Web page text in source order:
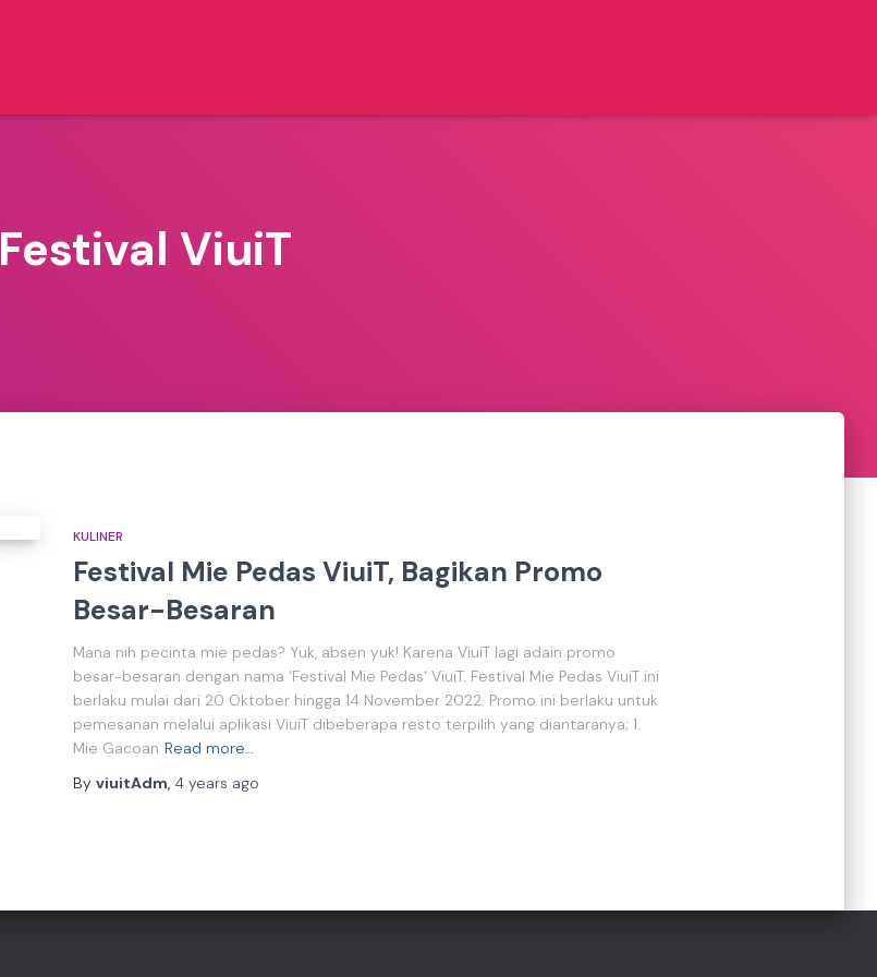
Festival ViuiT
KULINER
Festival Mie Pedas ViuiT, Bagikan Promo
Besar-Besaran
Mana nih pecinta mie pedas? Yuk, absen yuk! Karena ViuiT lagi adain promo
besar-besaran dengan nama ‘Festival Mie Pedas‘ ViuiT. Festival Mie Pedas ViuiT ini
berlaku mulai dari 20 Oktober hingga 14 November 2022. Promo ini berlaku untuk
pemesanan melalui aplikasi ViuiT dibeberapa resto terpilih yang diantaranya; 1.
Mie Gacoan Read more…
By viuitAdm, 4 years ago